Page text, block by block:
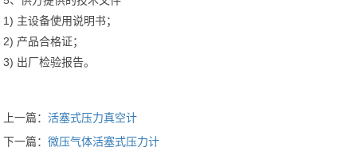
1) 主设备使用说明书；
2) 产品合格证；
3) 出厂检验报告。
上一篇：活塞式压力真空计
下一篇：微压气体活塞式压力计